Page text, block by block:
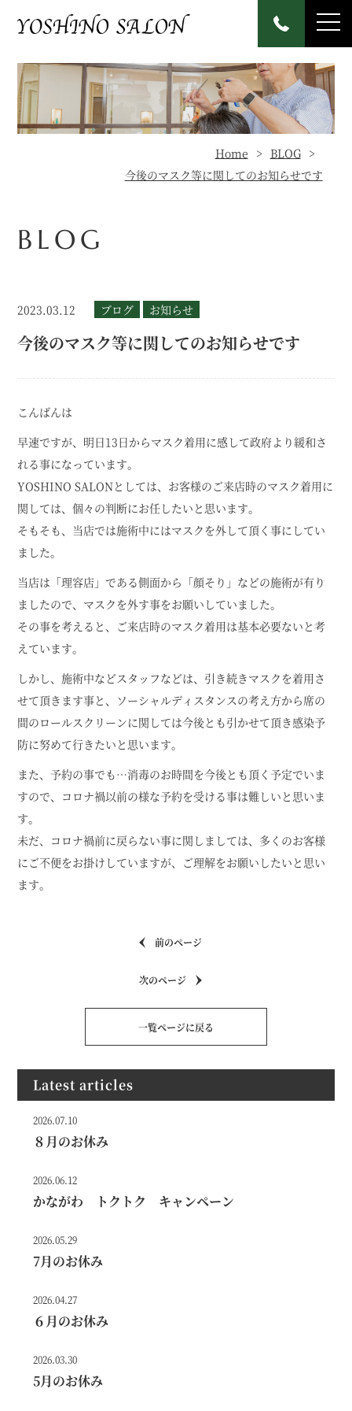
Home
BLOG
今後のマスク等に関してのお知らせです
BLOG
2023.03.12 ブログ お知らせ
今後のマスク等に関してのお知らせです
こんばんは
早速ですが、明日13日からマスク着用に感して政府より緩和さ
れる事になっています。
YOSHINO SALONとしては、お客様のご来店時のマスク着用に
関しては、個々の判断にお任したいと思います。
そもそも、当店では施術中にはマスクを外して頂く事にしてい
ました。
当店は「理容店」である側面から「顔そり」などの施術が有り
ましたので、マスクを外す事をお願いしていました。
その事を考えると、ご来店時のマスク着用は基本必要ないと考
えています。
しかし、施術中などスタッフなどは、引き続きマスクを着用さ
せて頂きます事と、ソーシャルディスタンスの考え方から席の
間のロールスクリーンに関しては今後とも引かせて頂き感染予
防に努めて行きたいと思います。
また、予約の事でも…消毒のお時間を今後とも頂く予定でいま
すので、コロナ禍以前の様な予約を受ける事は難しいと思いま
す。
未だ、コロナ禍前に戻らない事に関しましては、多くのお客様
にご不便をお掛けしていますが、ご理解をお願いしたいと思い
ます。
前のページ
一覧ページに戻る
次のページ
Latest articles
2026.07.10
８月のお休み
2026.06.12
かながわ トクトク キャンペーン
2026.05.29
7月のお休み
2026.04.27
６月のお休み
2026.03.30
5月のお休み